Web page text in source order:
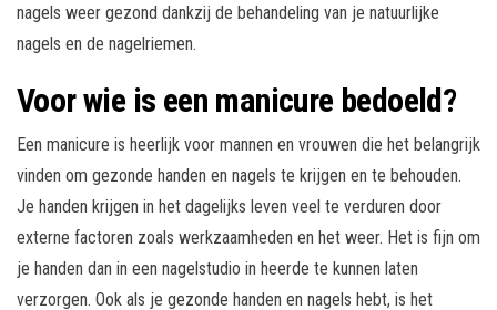
nagels weer gezond dankzij de behandeling van je natuurlijke
nagels en de nagelriemen.
Voor wie is een manicure bedoeld?
Een manicure is heerlijk voor mannen en vrouwen die het belangrijk
vinden om gezonde handen en nagels te krijgen en te behouden.
Je handen krijgen in het dagelijks leven veel te verduren door
externe factoren zoals werkzaamheden en het weer. Het is fijn om
je handen dan in een nagelstudio in heerde te kunnen laten
verzorgen. Ook als je gezonde handen en nagels hebt, is het